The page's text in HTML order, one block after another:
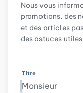
Nous vous
promotions, des
et des articles
des astuces
Titre
Monsieur